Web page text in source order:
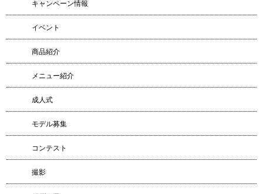
キャンペーン情報
イベント
商品紹介
メニュー紹介
成人式
モデル募集
コンテスト
撮影